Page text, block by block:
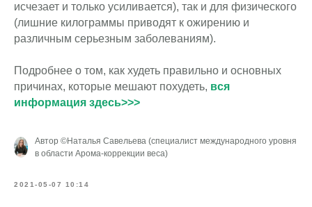
исчезает и только усиливается), так и для физического
(лишние килограммы приводят к ожирению и
различным серьезным заболеваниям).
Подробнее о том, как худеть правильно и основных
причинах, которые мешают похудеть, вся
информация здесь>>>
Автор ©Наталья Савельева (специалист международного уровня
в области Арома-коррекции веса)
2021-05-07 10:14